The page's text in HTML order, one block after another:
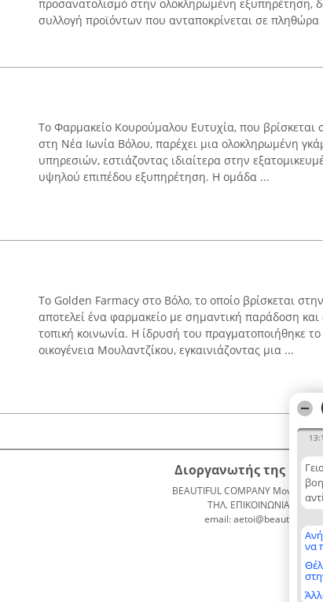
να
προσανατολισμό στην ολοκληρωμένη εξυπηρέτηση,
συλλογή προϊόντων που ανταποκρίνεται σε πληθώρα
Το Φαρμακείο Κουρούμαλου Ευτυχία, που βρίσκεται
στη Νέα Ιωνία Βόλου, παρέχει μια ολοκληρωμένη
υπηρεσιών, εστιάζοντας ιδιαίτερα στην
υψηλού επιπέδου εξυπηρέτηση. Η ομάδα ...
Το Golden Farmacy στο Βόλο, το οποίο βρίσκεται
αποτελεί ένα φαρμακείο με σημαντική παράδοση
τοπική κοινωνία. Η ίδρυσή του πραγματοποιήθηκε
οικογένεια Μουλαντζίκου, εγκαινιάζοντας μια ...
Διοργανωτής της
BEAUTIFUL COMPANY
ΤΗΛ. ΕΠΙΚΟΙΝΩΝΙΑΣ:
email: